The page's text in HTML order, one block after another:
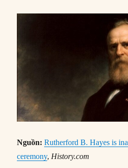
Nguồn:Rutherford B. Hayes is
ceremony, History.com